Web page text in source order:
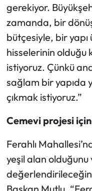
gerekiyor.
zamanda, bir
bütçesiyle, bir
hisselerinin olduğu
istiyoruz. Çünkü
sağlam bir yapıda
çıkmak istiyoruz.”
Cemevi projesi
Ferahlı
yeşil alan